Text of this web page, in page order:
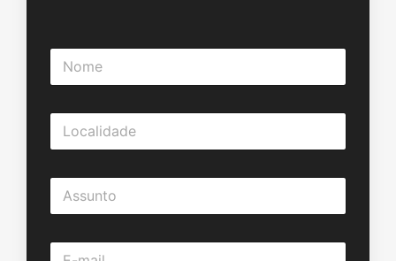
N
m
L
c
d
A
s
E